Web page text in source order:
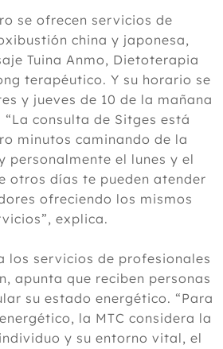
se ofrecen servicios de
china y japonesa,
Tuina Anmo, Dietoterapia
terapéutico. Y su horario se
y jueves de 10 de la mañana
consulta de Sitges está
minutos caminando de la
personalmente el lunes y el
otros días te pueden atender
ofreciendo los mismos
explica.
los servicios de profesionales
apunta que reciben personas
su estado energético. “Para
la MTC considera la
y su entorno vital, el